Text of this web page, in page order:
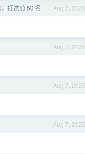
Aug 7, 2025
打赏前 50 名
Aug 7, 2025
Aug 7, 2025
Aug 7, 2025